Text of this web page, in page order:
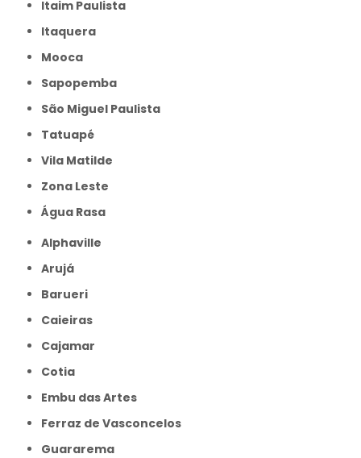
Itaim Paulista
Itaquera
Mooca
Sapopemba
São Miguel Paulista
Tatuapé
Vila Matilde
Zona Leste
Água Rasa
Alphaville
Arujá
Barueri
Caieiras
Cajamar
Cotia
Embu das Artes
Ferraz de Vasconcelos
Guararema